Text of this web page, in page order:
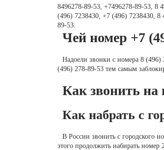
8496278-89-53, +7496278-89-53, 8
(496) 7238430, +7 (496) 7238430,
89-53.
Чей номер +7
Надоели звонки с номера 8 (496)
(496) 278-89-53 тем самым
Как звонить на
Как набрать с
В России звонить с городского
этого продолжить набирать номер